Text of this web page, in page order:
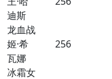
迪斯
龙血战
姬·希
瓦娜
256
冰霜女